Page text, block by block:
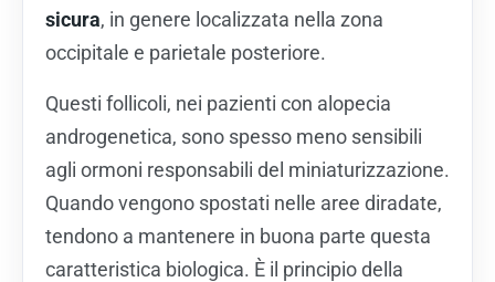
sicura, in genere localizzata nella zona
occipitale e parietale posteriore.
Questi follicoli, nei pazienti con alopecia
androgenetica, sono spesso meno sensibili
agli ormoni responsabili del miniaturizzazione.
Quando vengono spostati nelle aree diradate,
tendono a mantenere in buona parte questa
caratteristica biologica. È il principio della